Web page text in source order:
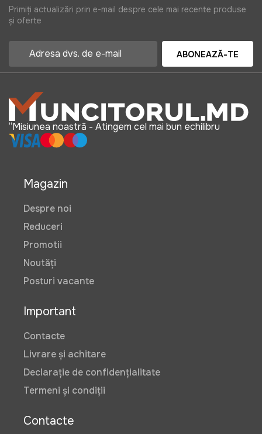
Primiți actualizări prin e-mail despre cele mai recente produse
și oferte
ABONEAZĂ-TE
“Misiunea noastră - Atingem cel mai bun echilibru
Magazin
Despre noi
Reduceri
Promotii
Noutăți
Posturi vacante
Important
Contacte
Livrare și achitare
Declarație de confidențialitate
Termeni și condiții
Contacte